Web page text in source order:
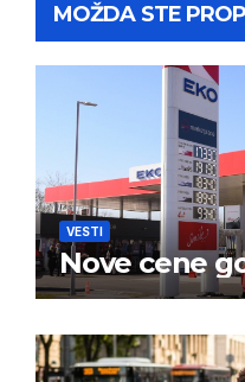
MOŽDA STE
VESTI
Nove cene